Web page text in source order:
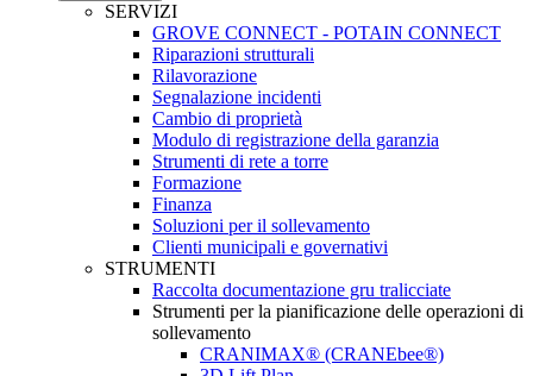
SERVIZI
GROVE CONNECT - POTAIN CONNECT
Riparazioni strutturali
Rilavorazione
Segnalazione incidenti
Cambio di proprietà
Modulo di registrazione della garanzia
Strumenti di rete a torre
Formazione
Finanza
Soluzioni per il sollevamento
Clienti municipali e governativi
STRUMENTI
Raccolta documentazione gru tralicciate
Strumenti per la pianificazione delle operazioni di
sollevamento
CRANIMAX® (CRANEbee®)